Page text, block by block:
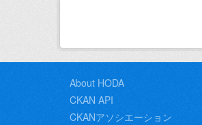
About HODA
CKAN API
CKANアソシエーション